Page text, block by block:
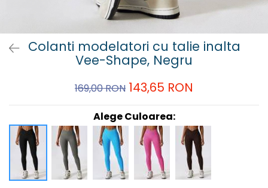
Colanti modelatori cu talie inalta
Vee-Shape, Negru
169,00 RON 143,65 RON
Alege Culoarea: